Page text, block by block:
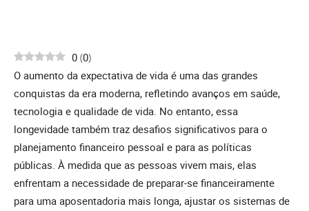
0 (0)
O aumento da expectativa de vida é uma das grandes
conquistas da era moderna, refletindo avanços em saúde,
tecnologia e qualidade de vida. No entanto, essa
longevidade também traz desafios significativos para o
planejamento financeiro pessoal e para as políticas
públicas. À medida que as pessoas vivem mais, elas
enfrentam a necessidade de preparar-se financeiramente
para uma aposentadoria mais longa, ajustar os sistemas de